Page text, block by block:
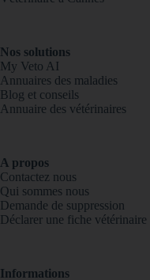
Nos solutions
My Veto AI
Annuaires des maladies
Blog et conseils
Annuaire des vétérinaires
A propos
Contactez nous
Qui sommes nous
Demande de suppression
Déclarer une fiche vétérinaire
Informations